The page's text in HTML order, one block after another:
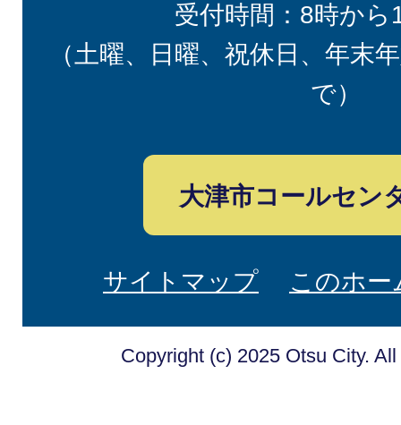
受付時間：8時から
（土曜、日曜、祝休日、年末
で）
大津市コールセン
サイトマップ このホ
Copyright (c) 2025 Otsu City.